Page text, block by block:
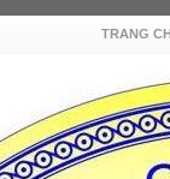
TRANG